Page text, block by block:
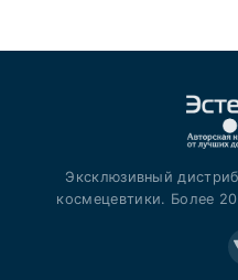
Эксклюзивный
космецевтики. Более